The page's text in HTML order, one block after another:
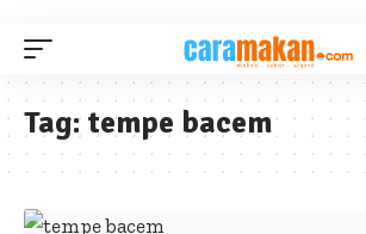
Tag:tempe bacem